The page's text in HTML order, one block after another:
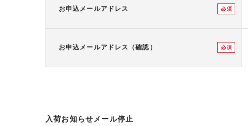
お申込メールアドレス
お申込メールアドレス（確認）
入荷お知らせメール停止